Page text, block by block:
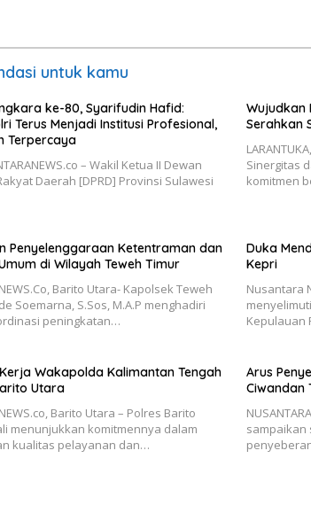
untuk kamu
ke-80, Syarifudin Hafid:
Terus Menjadi Institusi Profesional,
Terpercaya
– Wakil Ketua II Dewan
Daerah [DPRD] Provinsi Sulawesi
Wujudkan
Serahkan
Sinergitas
komitmen
Penyelenggaraan Ketentraman dan
di Wilayah Teweh Timur
Barito Utara- Kapolsek Teweh
Soemarna, S.Sos, M.A.P menghadiri
peningkatan…
Duka
Kepri
Nusantara
Kepulauan
Wakapolda Kalimantan Tengah
Utara
Barito Utara – Polres Barito
menunjukkan komitmennya dalam
kualitas pelayanan dan…
Arus
Ciwandan
sampaikan